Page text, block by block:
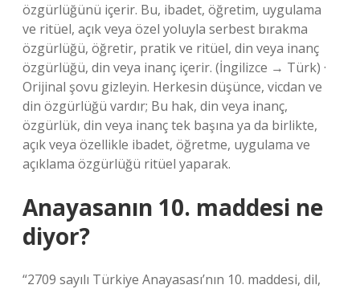
özgürlüğünü içerir. Bu, ibadet, öğretim, uygulama
ve ritüel, açık veya özel yoluyla serbest bırakma
özgürlüğü, öğretir, pratik ve ritüel, din veya inanç
özgürlüğü, din veya inanç içerir. (İngilizce → Türk) ·
Orijinal şovu gizleyin. Herkesin düşünce, vicdan ve
din özgürlüğü vardır; Bu hak, din veya inanç,
özgürlük, din veya inanç tek başına ya da birlikte,
açık veya özellikle ibadet, öğretme, uygulama ve
açıklama özgürlüğü ritüel yaparak.
Anayasanın 10. maddesi ne
diyor?
“2709 sayılı Türkiye Anayasası’nın 10. maddesi, dil,